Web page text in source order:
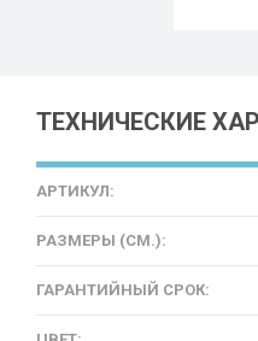
ТЕХНИЧЕСКИЕ
АРТИКУЛ:
РАЗМЕРЫ (СМ.):
ГАРАНТИЙНЫЙ СРОК: